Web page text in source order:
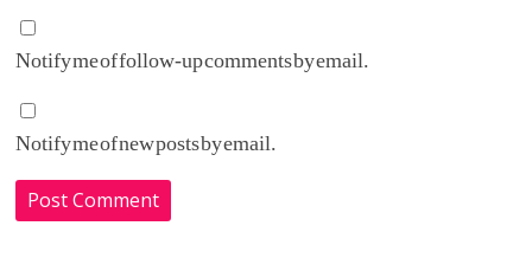
Notify me of follow-up comments by email.
Notify me of new posts by email.